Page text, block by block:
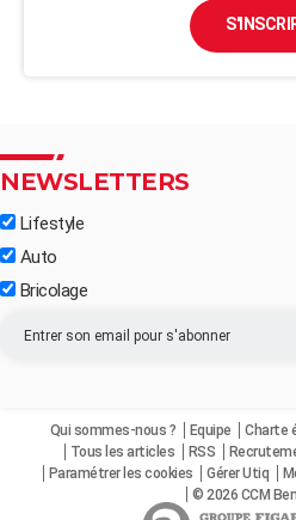
NEWSLETTERS
Lifestyle
Auto
Bricolage
Qui sommes-nous ? Equipe Charte
Tous les articles
RSS
Paramétrer les cookies
Gérer Utiq
© 2026 CCM